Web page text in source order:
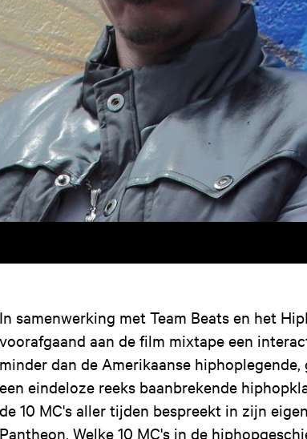
In samenwerking met Team Beats en het
voorafgaand aan de film mixtape een
minder dan de Amerikaanse
een eindeloze reeks baanbrekende
de 10 MC's aller tijden bespreekt in zijn
Pantheon. Welke 10 MC's in de